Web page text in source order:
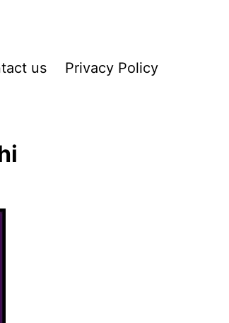
us Privacy Policy